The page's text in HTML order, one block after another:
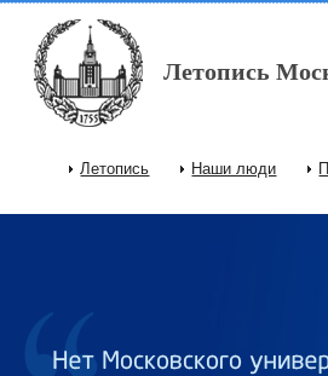
Перейти к основному содержанию
Летопись
Главное меню
Летопись Наши люди